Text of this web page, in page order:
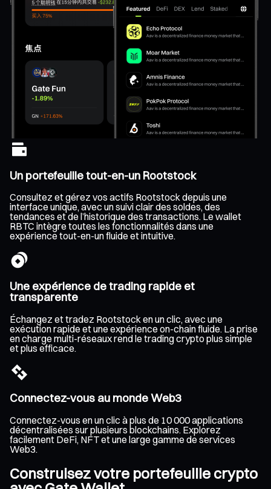
Un portefeuille tout-en-un Rootstock
Consultez et gérez vos actifs Rootstock depuis une
interface unique, avec un suivi clair des soldes, des
tendances et de l’historique des transactions. Le wallet
RBTC intègre toutes les fonctionnalités dans une
expérience tout-en-un fluide et intuitive.
Une expérience de trading rapide et
transparente
Échangez et tradez Rootstock en un clic, avec une
exécution rapide et une expérience on-chain fluide. La prise
en charge multi-réseaux rend le trading crypto plus simple
et plus efficace.
Connectez-vous au monde Web3
Connectez-vous en un clic à plus de 10 000 applications
décentralisées sur plusieurs blockchains. Explorez
facilement DeFi, NFT et une large gamme de services
Web3.
Construisez votre portefeuille crypto